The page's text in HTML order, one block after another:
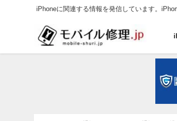
iPhoneに関連する情報を発信しています。